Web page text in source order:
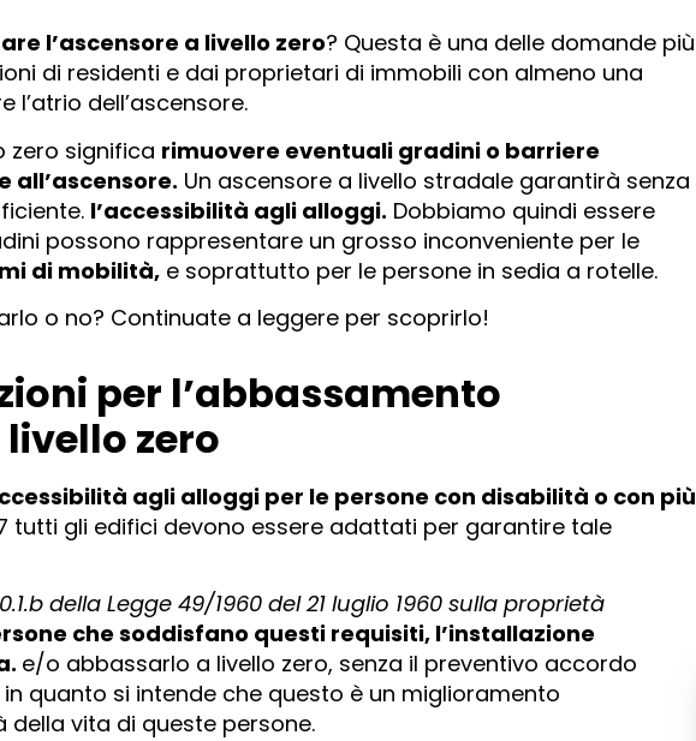
l’ascensore a livello zero? Questa è una delle domande più
di residenti e dai proprietari di immobili con almeno una
dell’ascensore.
zero significa rimuovere eventuali gradini o barriere
all’ascensore. Un ascensore a livello stradale garantirà senza
l’accessibilità agli alloggi. Dobbiamo quindi essere
possono rappresentare un grosso inconveniente per le
di mobilità, e soprattutto per le persone in sedia a rotelle.
o no? Continuate a leggere per scoprirlo!
per l’abbassamento
zero
agli alloggi per le persone con disabilità o con più
tutti gli edifici devono essere adattati per garantire tale
della Legge 49/1960 del 21 luglio 1960 sulla proprietà
che soddisfano questi requisiti, l’installazione
e/o abbassarlo a livello zero, senza il preventivo accordo
quanto si intende che questo è un miglioramento
della vita di queste persone.